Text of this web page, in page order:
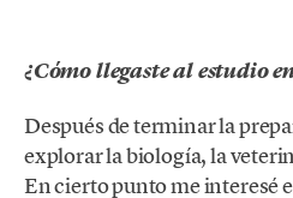
¿Cómo llegaste al estudio
Después de terminar la
explorar la biología, la
En cierto punto me interesé